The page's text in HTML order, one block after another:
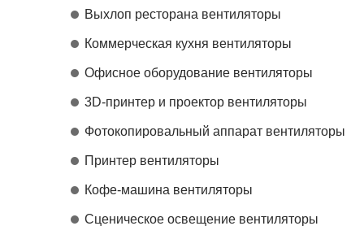
Выхлоп ресторана вентиляторы
Коммерческая кухня вентиляторы
Офисное оборудование вентиляторы
3D-принтер и проектор вентиляторы
Фотокопировальный аппарат вентиляторы
Принтер вентиляторы
Кофе-машина вентиляторы
Сценическое освещение вентиляторы